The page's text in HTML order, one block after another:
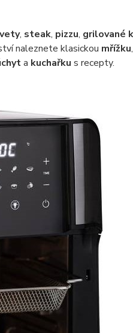
, steak, pizzu, grilované
naleznete klasickou mřížku,
a kuchařku s recepty.